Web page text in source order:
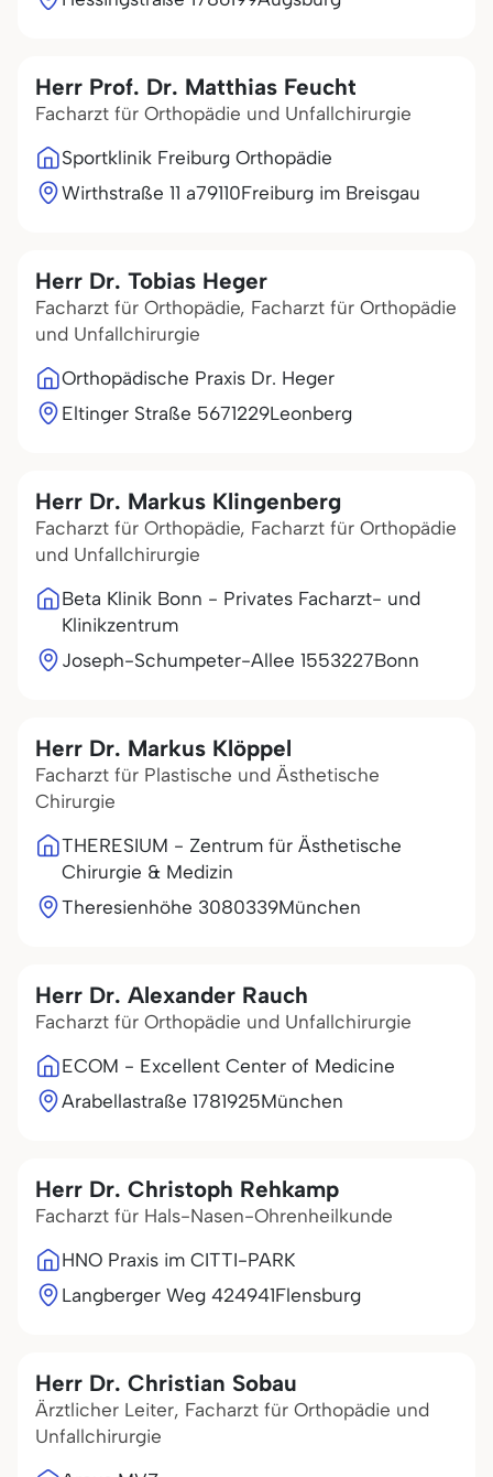
Herr Prof. Dr. Matthias Feucht
Facharzt für Orthopädie und Unfallchirurgie
Sportklinik Freiburg Orthopädie
Wirthstraße 11 a79110Freiburg im Breisgau
Herr Dr. Tobias Heger
Facharzt für Orthopädie, Facharzt für Orthopädie
und Unfallchirurgie
Orthopädische Praxis Dr. Heger
Eltinger Straße 5671229Leonberg
Herr Dr. Markus Klingenberg
Facharzt für Orthopädie, Facharzt für Orthopädie
und Unfallchirurgie
Beta Klinik Bonn - Privates Facharzt- und
Klinikzentrum
Joseph-Schumpeter-Allee 1553227Bonn
Herr Dr. Markus Klöppel
Facharzt für Plastische und Ästhetische
Chirurgie
THERESIUM - Zentrum für Ästhetische
Chirurgie & Medizin
Theresienhöhe 3080339München
Herr Dr. Alexander Rauch
Facharzt für Orthopädie und Unfallchirurgie
ECOM - Excellent Center of Medicine
Arabellastraße 1781925München
Herr Dr. Christoph Rehkamp
Facharzt für Hals-Nasen-Ohrenheilkunde
HNO Praxis im CITTI-PARK
Langberger Weg 424941Flensburg
Herr Dr. Christian Sobau
Ärztlicher Leiter, Facharzt für Orthopädie und
Unfallchirurgie